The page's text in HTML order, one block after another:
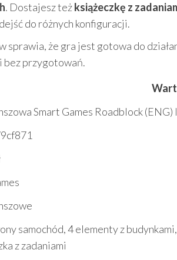
. Dostajesz teżksiążeczkę z
do różnych konfiguracji.
sprawia, że gra jest gotowa do
bez przygotowań.
Smart Games Roadblock (ENG)
samochód, 4 elementy z
z zadaniami